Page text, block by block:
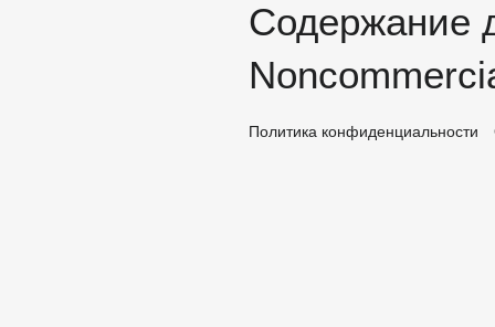
Содержание
Политика конфиденциальности